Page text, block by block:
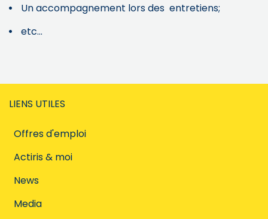
Un accompagnement lors des entretiens;
etc...
LIENS UTILES
Offres d'emploi
Actiris & moi
News
Media